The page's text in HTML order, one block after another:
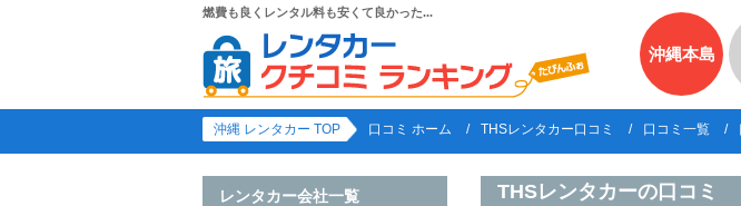
燃費も良くレンタル料も安くて良かった...
沖縄本島
沖縄 レンタカー TOP 口コミ ホーム THSレンタカー口コミ 口コミ一覧
THSレンタカーの口コミ
レンタカー会社一覧